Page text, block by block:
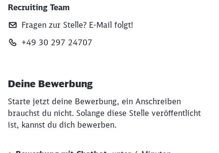
Recruiting Team
Fragen zur Stelle? E‑Mail folgt!
+49 30 297 24707
Deine Bewerbung
Starte jetzt deine Bewerbung, ein Anschreiben
brauchst du nicht. Solange diese Stelle veröffentlicht
ist, kannst du dich bewerben.